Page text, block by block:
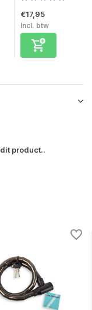
€17,95
Incl. btw
product..